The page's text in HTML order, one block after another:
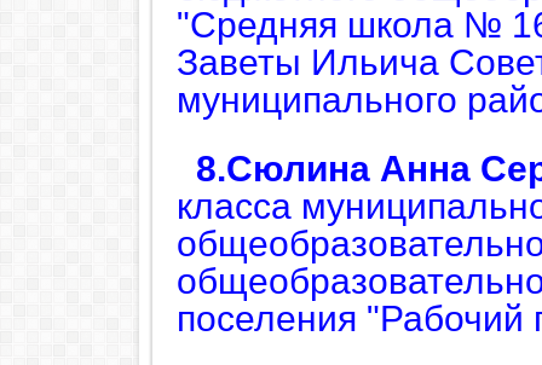
"Средняя школа №
Заветы Ильича
муниципального
8.Сюлина Анна
класса
поселения